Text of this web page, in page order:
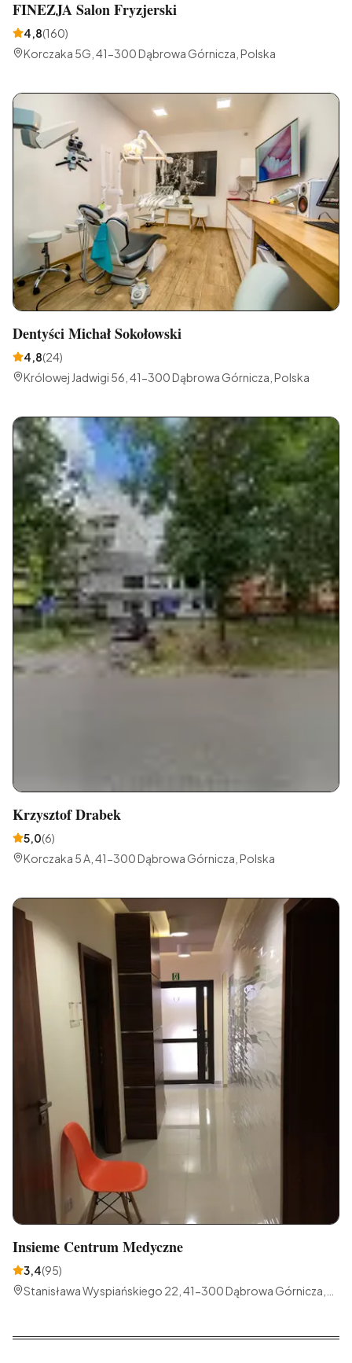
FINEZJA Salon Fryzjerski
4,8(160)
Korczaka 5G, 41-300 Dąbrowa Górnicza, Polska
Dentyści Michał Sokołowski
4,8(24)
Królowej Jadwigi 56, 41-300 Dąbrowa Górnicza, Polska
Krzysztof Drabek
5,0(6)
Korczaka 5 A, 41-300 Dąbrowa Górnicza, Polska
Insieme Centrum Medyczne
3,4(95)
Stanisława Wyspiańskiego 22, 41-300 Dąbrowa Górnicza,